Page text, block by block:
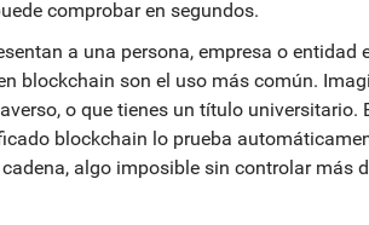
comprobar en segundos.
a una persona, empresa o entidad
blockchain son el uso más común.
o que tienes un título universitario.
blockchain lo prueba
algo imposible sin controlar más